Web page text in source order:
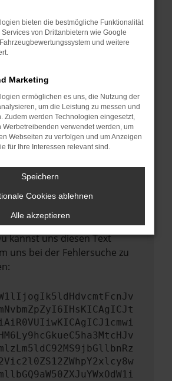
Gerät neu.
helfen,
Probleme zu beheben.
dass dein Browser und dein
auf dem neuesten Stand
birgt nicht nur ein
sondern kann auch dazu
bestimmte Funktionen nicht
an den Webseitenbetreiber.
oben genannten Schritte
kontaktiere uns bitte. Wir
das Problem zu
kannst uns diesen Text
uns bei der Fehlersuche zu
bieten die bestmögliche Funktionalität
von Drittanbietern wie Google
und weitere
Marketing
ermöglichen es uns, die Nutzung der
um die Leistung zu messen und
Zudem werden Technologien eingesetzt,
Werbetreibenden verwendet werden, um
Webseiten zu verfolgen und um Anzeigen
für Ihre Interessen relevant sind.
Speichern
Cookies ablehnen
Alle akzeptieren